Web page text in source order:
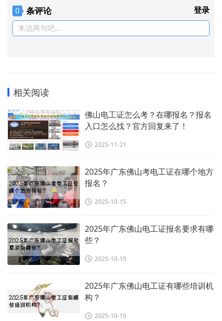
0 条评论 登录
来说两句吧...
相关阅读
佛山电工证怎么考？在哪报名？报名
入口怎么找？官方回复来了！
2025-11-21
2025年广东佛山考电工证在哪个地方
报名？
2025-10-15
2025年广东佛山电工证报名要求有哪
些？
2025-10-15
2025年广东佛山电工证有哪些培训机
构？
2025-10-15